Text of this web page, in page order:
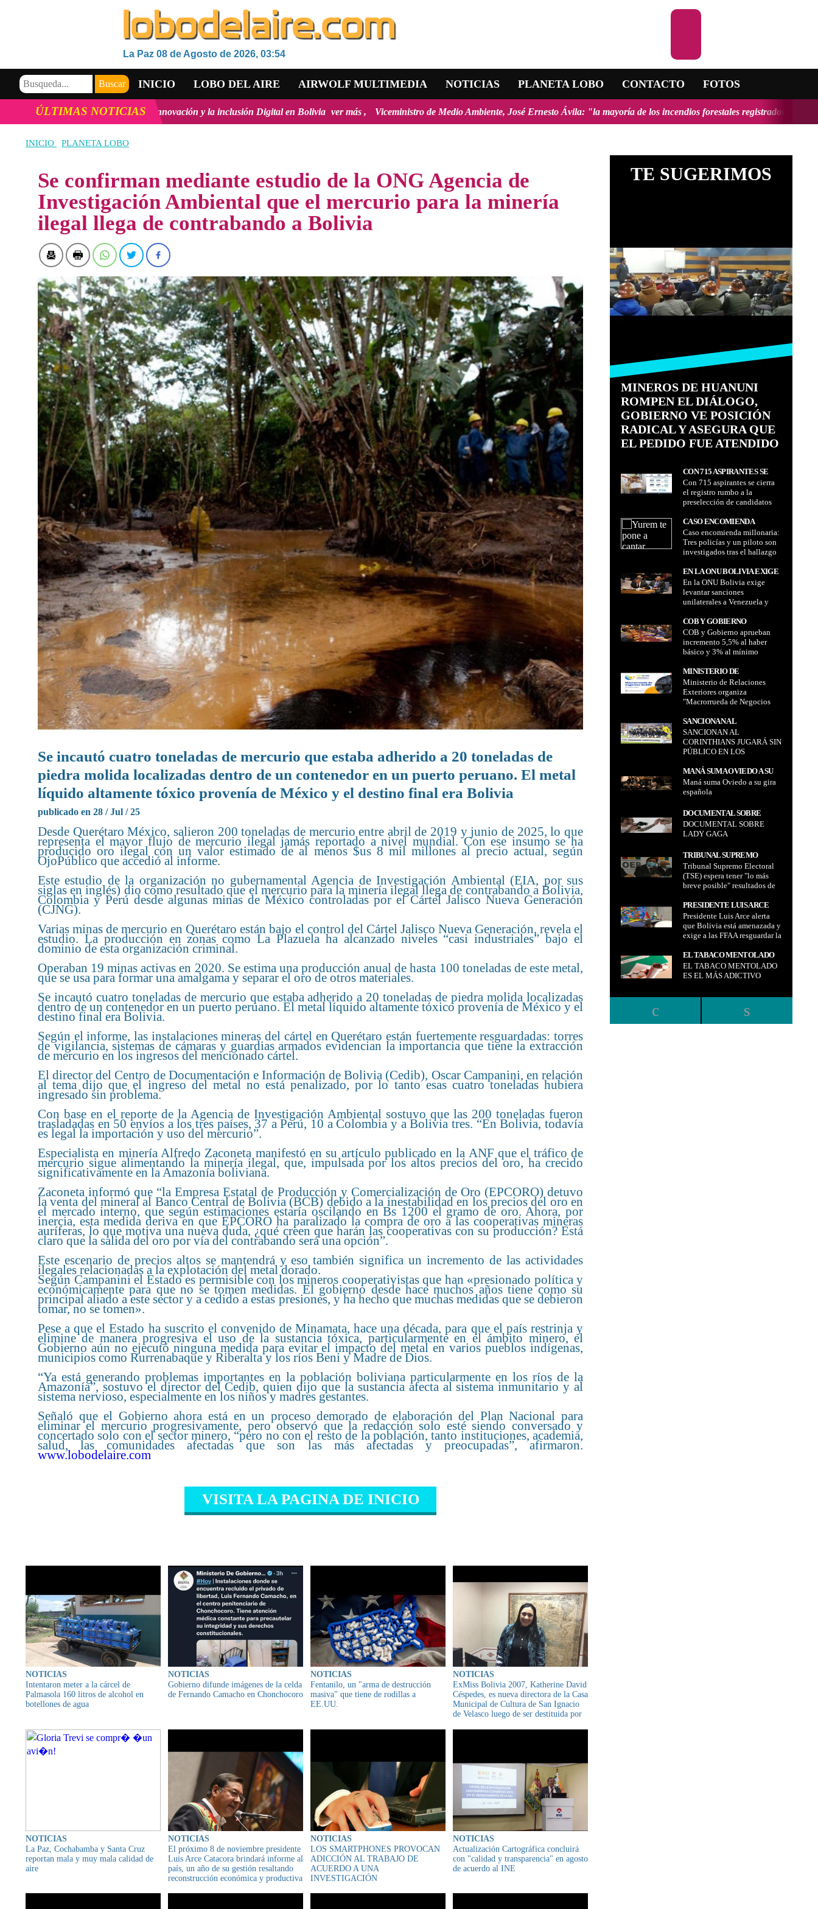
La Paz 08 de Agosto de 2026, 03:54
INICIO LOBO DEL AIRE AIRWOLF MULTIMEDIA NOTICIAS PLANETA LOBO CONTACTO FOTOS
VIDEOS
ÚLTIMAS NOTICIAS
la innovación y la inclusión Digital en Bolivia ver más Viceministro de Medio Ambiente, José Ernesto Ávila: "la mayoría de los incendios forestales registrados en el país fueron provocados
INICIO PLANETA LOBO
Se confirman mediante estudio de la ONG Agencia de
Investigación Ambiental que el mercurio para la minería
ilegal llega de contrabando a Bolivia
Se incautó cuatro toneladas de mercurio que estaba adherido a 20 toneladas de
piedra molida localizadas dentro de un contenedor en un puerto peruano. El metal
líquido altamente tóxico provenía de México y el destino final era Bolivia
publicado en 28 / Jul / 25
Desde Querétaro México, salieron 200 toneladas de mercurio entre abril de 2019 y junio de 2025, lo que
representa el mayor flujo de mercurio ilegal jamás reportado a nivel mundial. Con ese insumo se ha
producido oro ilegal con un valor estimado de al menos $us 8 mil millones al precio actual, según
OjoPúblico que accedió al informe.
Este estudio de la organización no gubernamental Agencia de Investigación Ambiental (EIA, por sus
siglas en inglés) dio como resultado que el mercurio para la minería ilegal llega de contrabando a Bolivia,
Colombia y Perú desde algunas minas de México controladas por el Cártel Jalisco Nueva Generación
(CJNG).
Varias minas de mercurio en Querétaro están bajo el control del Cártel Jalisco Nueva Generación, revela el
estudio. La producción en zonas como La Plazuela ha alcanzado niveles “casi industriales” bajo el
dominio de esta organización criminal.
Operaban 19 minas activas en 2020. Se estima una producción anual de hasta 100 toneladas de este metal,
que se usa para formar una amalgama y separar el oro de otros materiales.
Se incautó cuatro toneladas de mercurio que estaba adherido a 20 toneladas de piedra molida localizadas
dentro de un contenedor en un puerto peruano. El metal líquido altamente tóxico provenía de México y el
destino final era Bolivia.
Según el informe, las instalaciones mineras del cártel en Querétaro están fuertemente resguardadas: torres
de vigilancia, sistemas de cámaras y guardias armados evidencian la importancia que tiene la extracción
de mercurio en los ingresos del mencionado cártel.
El director del Centro de Documentación e Información de Bolivia (Cedib), Oscar Campanini, en relación
al tema dijo que el ingreso del metal no está penalizado, por lo tanto esas cuatro toneladas hubiera
ingresado sin problema.
Con base en el reporte de la Agencia de Investigación Ambiental sostuvo que las 200 toneladas fueron
trasladadas en 50 envíos a los tres países, 37 a Perú, 10 a Colombia y a Bolivia tres. “En Bolivia, todavía
es legal la importación y uso del mercurio”.
Especialista en minería Alfredo Zaconeta manifestó en su artículo publicado en la ANF que el tráfico de
mercurio sigue alimentando la minería ilegal, que, impulsada por los altos precios del oro, ha crecido
significativamente en la Amazonía boliviana.
Zaconeta informó que “la Empresa Estatal de Producción y Comercialización de Oro (EPCORO) detuvo
la venta del mineral al Banco Central de Bolivia (BCB) debido a la inestabilidad en los precios del oro en
el mercado interno, que según estimaciones estaría oscilando en Bs 1200 el gramo de oro. Ahora, por
inercia, esta medida deriva en que EPCORO ha paralizado la compra de oro a las cooperativas mineras
auríferas, lo que motiva una nueva duda, ¿qué creen que harán las cooperativas con su producción? Está
claro que la salida del oro por vía del contrabando será una opción”.
Este escenario de precios altos se mantendrá y eso también significa un incremento de las actividades
ilegales relacionadas a la explotación del metal dorado.
Según Campanini el Estado es permisible con los mineros cooperativistas que han «presionado política y
económicamente para que no se tomen medidas. El gobierno desde hace muchos años tiene como su
principal aliado a este sector y a cedido a estas presiones, y ha hecho que muchas medidas que se debieron
tomar, no se tomen».
Pese a que el Estado ha suscrito el convenido de Minamata, hace una década, para que el país restrinja y
elimine de manera progresiva el uso de la sustancia tóxica, particularmente en el ámbito minero, el
Gobierno aún no ejecutó ninguna medida para evitar el impacto del metal en varios pueblos indígenas,
municipios como Rurrenabaque y Riberalta y los ríos Beni y Madre de Dios.
“Ya está generando problemas importantes en la población boliviana particularmente en los ríos de la
Amazonía”, sostuvo el director del Cedib, quien dijo que la sustancia afecta al sistema inmunitario y al
sistema nervioso, especialmente en los niños y madres gestantes.
Señaló que el Gobierno ahora está en un proceso demorado de elaboración del Plan Nacional para
eliminar el mercurio progresivamente, pero observó que la redacción solo esté siendo conversado y
concertado solo con el sector minero, “pero no con el resto de la población, tanto instituciones, academia,
salud, las comunidades afectadas que son las más afectadas y preocupadas”, afirmaron.
www.lobodelaire.com
VISITA LA PAGINA DE INICIO
NOTICIAS
Intentaron meter a la cárcel de
Palmasola 160 litros de alcohol en
botellones de agua
NOTICIAS
Gobierno difunde imágenes de la celda
de Fernando Camacho en Chonchocoro
NOTICIAS
Fentanilo, un "arma de destrucción
masiva" que tiene de rodillas a
EE.UU.
NOTICIAS
ExMiss Bolivia 2007, Katherine David
Céspedes, es nueva directora de la Casa
Municipal de Cultura de San Ignacio
de Velasco luego de ser destituida por
NOTICIAS
La Paz, Cochabamba y Santa Cruz
reportan mala y muy mala calidad de
aire
NOTICIAS
El próximo 8 de noviembre presidente
Luis Arce Catacora brindará informe al
país, un año de su gestión resaltando
reconstrucción económica y productiva
NOTICIAS
LOS SMARTPHONES PROVOCAN
ADICCIÓN AL TRABAJO DE
ACUERDO A UNA
INVESTIGACIÓN
NOTICIAS
Actualización Cartográfica concluirá
con "calidad y transparencia" en agosto
de acuerdo al INE
TE SUGERIMOS
MINEROS DE HUANUNI
ROMPEN EL DIÁLOGO,
GOBIERNO VE POSICIÓN
RADICAL Y ASEGURA QUE
EL PEDIDO FUE ATENDIDO
CON 715 ASPIRANTES SE
CIERRA EL REGISTRO
RUMBO A LA
PRESELECCIÓN DE
ELECCIONES JUDICIALES
Con 715 aspirantes se cierra
el registro rumbo a la
preselección de candidatos
CASO ENCOMIENDA
MILLONARIA: TRES
POLICÍAS Y UN PILOTO
SON INVESTIGADOS TRAS
EN DOS AEROPUERTOS DE
BENI
Caso encomienda millonaria:
Tres policías y un piloto son
investigados tras el hallazgo
de Beni
EN LA ONU BOLIVIA EXIGE
LEVANTAR SANCIONES
UNILATERALES A
VENEZUELA Y
HUMANITARIA
En la ONU Bolivia exige
levantar sanciones
unilaterales a Venezuela y
humanitaria
COB Y GOBIERNO
APRUEBAN INCREMENTO
5,5% AL HABER BÁSICO Y
3% AL MÍNIMO NACIONAL
COB y Gobierno aprueban
incremento 5,5% al haber
básico y 3% al mínimo
MINISTERIO DE
RELACIONES EXTERIORES
ORGANIZA
"MACRORRUEDA DE
MULTISECTORIAL EXPO
ALADI 2021" LOS DÍAS 26 Y
29 DE OCTUBRE PRÓXIMOS
EMPRESAS BOLIVIANAS
Ministerio de Relaciones
Exteriores organiza
"Macrorrueda de Negocios
2021" los días 26 y 29 de
octubre próximos con la
participación de empresas
bolivianas
SANCIONAN AL
CORINTHIANS JUGARÁ SIN
PÚBLICO EN LOS
PRÓXIMOS 60 DÍAS
SANCIONAN AL
CORINTHIANS JUGARÁ SIN
PÚBLICO EN LOS
MANÁ SUMA OVIEDO A SU
GIRA ESPAÑOLA
Maná suma Oviedo a su gira
española
DOCUMENTAL SOBRE
LADY GAGA
DOCUMENTAL SOBRE
LADY GAGA
TRIBUNAL SUPREMO
ELECTORAL (TSE) ESPERA
TENER "LO MÁS BREVE
POSIBLE" RESULTADOS DE
ELECCIONES
SUBNACIONALES DE ESTE
DOMINGO 11 DE ABRIL
Tribunal Supremo Electoral
(TSE) espera tener "lo más
breve posible" resultados de
elecciones subnacionales de
este domingo 11 de abril
PRESIDENTE LUIS ARCE
ALERTA QUE BOLIVIA
ESTÁ AMENAZADA Y EXIGE
A LAS FFAA RESGUARDAR
Presidente Luis Arce alerta
que Bolivia está amenazada y
exige a las FFAA resguardar la
EL TABACO MENTOLADO
ES EL MÁS ADICTIVO
EL TABACO MENTOLADO
ES EL MÁS ADICTIVO